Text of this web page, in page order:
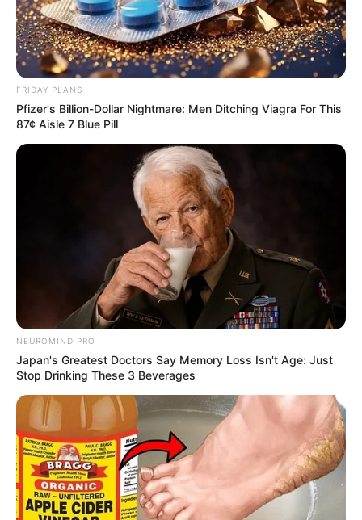
FRIDAY PLANS
Pfizer's Billion-Dollar Nightmare: Men Ditching Viagra For This
87¢ Aisle 7 Blue Pill
NEUROMIND PRO
Japan's Greatest Doctors Say Memory Loss Isn't Age: Just
Stop Drinking These 3 Beverages